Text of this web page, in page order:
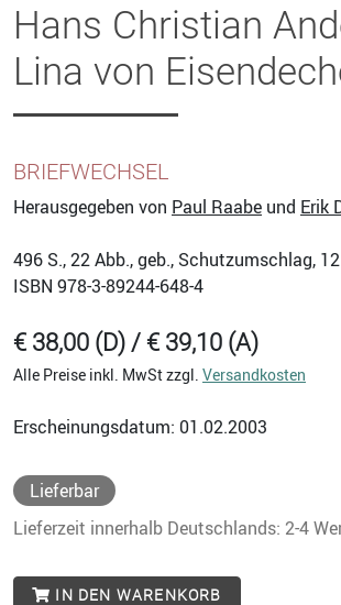
Hans Christian
Lina von
BRIEFWECHSEL
Herausgegeben von Paul Raabe und Erik
496 S., 22 Abb., geb., Schutzumschlag,
ISBN 978-3-89244-648-4
€ 38,00 (D) / € 39,10 (A)
Alle Preise inkl. MwSt zzgl. Versandkosten
Erscheinungsdatum: 01.02.2003
Lieferbar
Lieferzeit innerhalb Deutschlands: 2-4
IN DEN WARENKORB